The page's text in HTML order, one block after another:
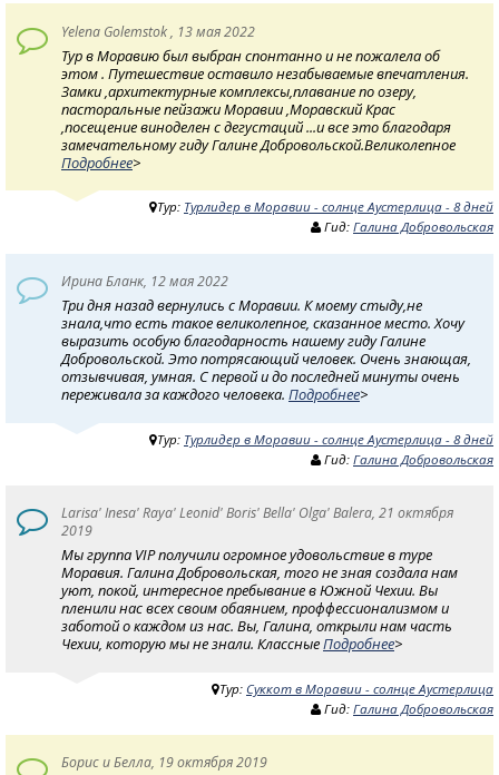
Yelena Golemstok , 13 мая 2022
Тур в Моравию был выбран спонтанно и не пожалела об
этом . Путешествие оставило незабываемые впечатления.
Замки ,архитектурные комплексы,плавание по озеру,
пасторальные пейзажи Моравии ,Моравский Крас
,посещение виноделен с дегустаций ...и все это благодаря
замечательному гиду Галине Добровольской.Великолепное
Подробнее>
Тур: Турлидер в Моравии - солнце Аустерлица - 8 дней
Гид: Галина Добровольская
Ирина Бланк, 12 мая 2022
Три дня назад вернулись с Моравии. К моему стыду,не
знала,что есть такое великолепное, сказанное место. Хочу
выразить особую благодарность нашему гиду Галине
Добровольской. Это потрясающий человек. Очень знающая,
отзывчивая, умная. С первой и до последней минуты очень
переживала за каждого человека. Подробнее>
Тур: Турлидер в Моравии - солнце Аустерлица - 8 дней
Гид: Галина Добровольская
Larisa' Inesa' Raya' Leonid' Boris' Bella' Olga' Balera, 21 октября
2019
Мы группа VIP получили огромное удовольствие в туре
Моравия. Галина Добровольская, того не зная создала нам
уют, покой, интересное пребывание в Южной Чехии. Вы
пленили нас всех своим обаянием, проффессионализмом и
заботой о каждом из нас. Вы, Галина, открыли нам часть
Чехии, которую мы не знали. КлассныеПодробнее>
Тур: Суккот в Моравии - солнце Аустерлица
Гид: Галина Добровольская
Борис и Белла, 19 октября 2019